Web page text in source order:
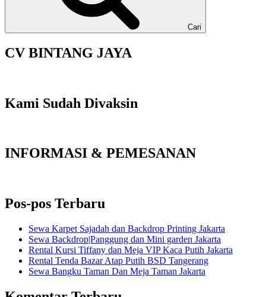
Cari
CV BINTANG JAYA
Kami Sudah Divaksin
INFORMASI & PEMESANAN
Pos-pos Terbaru
Sewa Karpet Sajadah dan Backdrop Printing Jakarta
Sewa Backdrop|Panggung dan Mini garden Jakarta
Rental Kursi Tiffany dan Meja VIP Kaca Putih Jakarta
Rental Tenda Bazar Atap Putih BSD Tangerang
Sewa Bangku Taman Dan Meja Taman Jakarta